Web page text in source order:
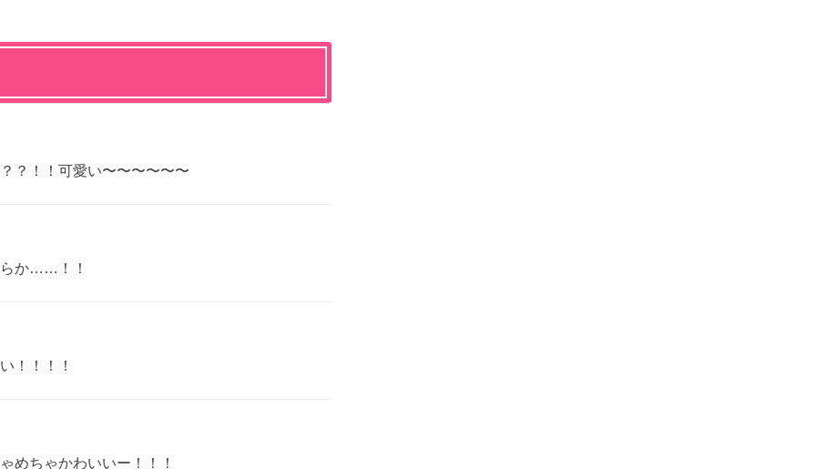
？！！可愛い〜〜〜〜〜〜
らか……！！
！！！！
めちゃかわいいー！！！